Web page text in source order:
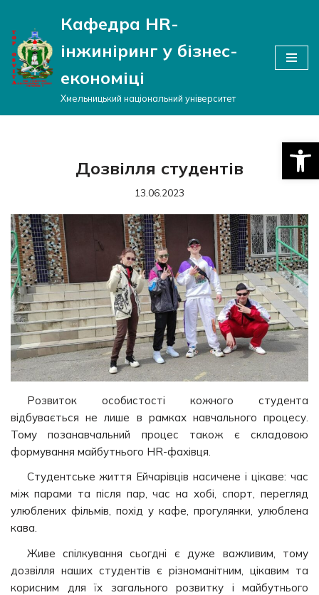
Перейти
до
вмісту
Кафедра HR-
інжиніринг у бізнес-
економіці
Хмельницький національний університет
Дозвілля студентів
13.06.2023
Розвиток особистості кожного студента
відбувається не лише в рамках навчального процесу.
Тому позанавчальний процес також є складовою
формування майбутнього HR-фахівця.
Студентське життя Ейчарівців насичене і цікаве: час
між парами та після пар, час на хобі, спорт, перегляд
улюблених фільмів, похід у кафе, прогулянки, улюблена
кава.
Живе спілкування сьогдні є дуже важливим, тому
дозвілля наших студентів є різноманітним, цікавим та
корисним для їх загального розвитку і майбутнього